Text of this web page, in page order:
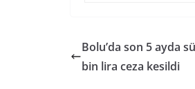
Bolu’da son 5 ayda
bin lira ceza kesildi